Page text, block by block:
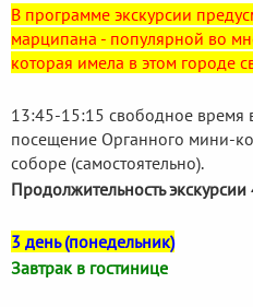
В программе экскурсии
марципана - популярной во
которая имела в этом городе
13:45-15:15 свободное
посещение Органного мини-
соборе (самостоятельно).
Продолжительность экскурсии
3 день (понедельник)
Завтрак в гостинице